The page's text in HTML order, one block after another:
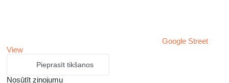
Google Street
View
Pieprasīt tikšanos
Nosūtīt ziņojumu